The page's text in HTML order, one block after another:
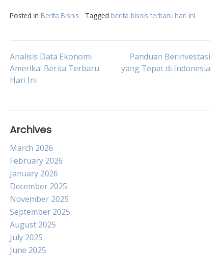
Posted in Berita Bisnis Tagged berita bisnis terbaru hari ini
Post
navigation
Analisis Data Ekonomi
Amerika: Berita Terbaru
Hari Ini
Panduan Berinvestasi
yang Tepat di Indonesia
Archives
March 2026
February 2026
January 2026
December 2025
November 2025
September 2025
August 2025
July 2025
June 2025